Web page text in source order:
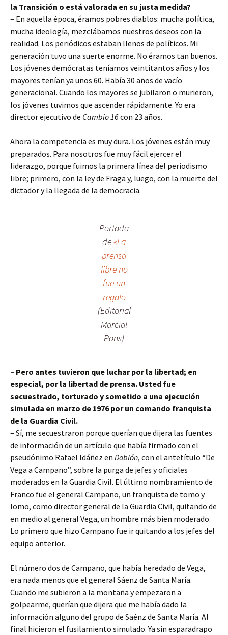
la Transición o está valorada en su justa medida?
– En aquella época, éramos pobres diablos: mucha política,
mucha ideología, mezclábamos nuestros deseos con la
realidad. Los periódicos estaban llenos de políticos. Mi
generación tuvo una suerte enorme. No éramos tan buenos.
Los jóvenes demócratas teníamos veintitantos años y los
mayores tenían ya unos 60. Había 30 años de vacío
generacional. Cuando los mayores se jubilaron o murieron,
los jóvenes tuvimos que ascender rápidamente. Yo era
director ejecutivo de Cambio 16con 23 años.
Ahora la competencia es muy dura. Los jóvenes están muy
preparados. Para nosotros fue muy fácil ejercer el
liderazgo, porque fuimos la primera línea del periodismo
libre; primero, con la ley de Fraga y, luego, con la muerte del
dictador y la llegada de la democracia.
Portada
de«La
prensa
libre no
fue un
regalo
(Editorial
Marcial
Pons)
– Pero antes tuvieron que luchar por la libertad; en
especial, por la libertad de prensa. Usted fue
secuestrado, torturado y sometido a una ejecución
simulada en marzo de 1976 por un comando franquista
de la Guardia Civil.
– Sí, me secuestraron porque querían que dijera las fuentes
de información de un artículo que había firmado con el
pseudónimo Rafael Idáñez en Doblón, con el antetítulo “De
Vega a Campano”, sobre la purga de jefes y oficiales
moderados en la Guardia Civil. El último nombramiento de
Franco fue el general Campano, un franquista de tomo y
lomo, como director general de la Guardia Civil, quitando de
en medio al general Vega, un hombre más bien moderado.
Lo primero que hizo Campano fue ir quitando a los jefes del
equipo anterior.
El número dos de Campano, que había heredado de Vega,
era nada menos que el general Sáenz de Santa María.
Cuando me subieron a la montaña y empezaron a
golpearme, querían que dijera que me había dado la
información alguno del grupo de Saénz de Santa María. Al
final hicieron el fusilamiento simulado. Ya sin esparadrapo